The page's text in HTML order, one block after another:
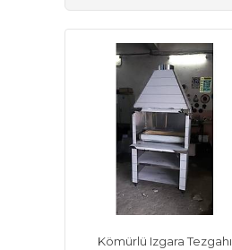
Kömürlü Izgara Tezgahı